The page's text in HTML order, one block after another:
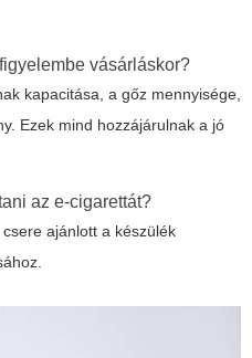
vásárláskor?
kapacitása, a gőz mennyisége,
Ezek mind hozzájárulnak a jó
az e-cigarettát?
ajánlott a készülék